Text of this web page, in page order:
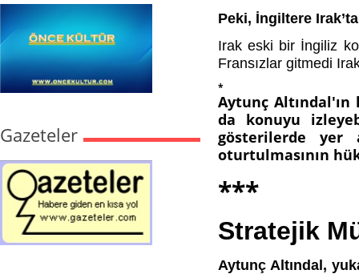
Gazeteler
Peki, İngiltere
Irak eski bir İngiliz
Fransızlar gitmedi
*
Aytunç
da konuyu
gösterilerde yer
oturtulmasının
***
Stratejik
Aytunç Altındal,